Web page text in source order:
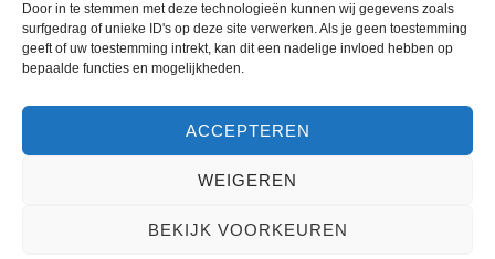
Door in te stemmen met deze technologieën kunnen wij gegevens zoals
surfgedrag of unieke ID's op deze site verwerken. Als je geen toestemming
geeft of uw toestemming intrekt, kan dit een nadelige invloed hebben op
bepaalde functies en mogelijkheden.
ACCEPTEREN
WEIGEREN
BEKIJK VOORKEUREN
Disclaimer Privacy verklaring Cookiebeleid (EU) Links